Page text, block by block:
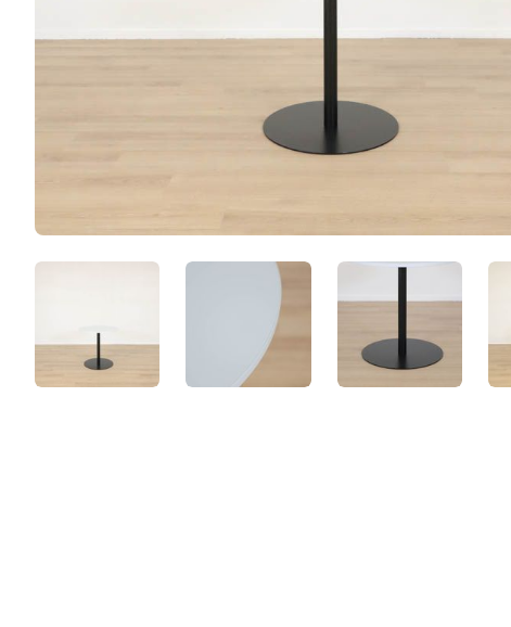
mm0fedcoJaYg.jpeg-hbAQO38bOx-.jpeg